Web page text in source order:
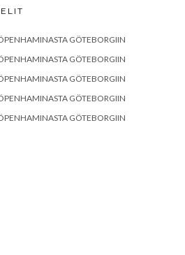
GÖTEBORGIIN
GÖTEBORGIIN
GÖTEBORGIIN
GÖTEBORGIIN
GÖTEBORGIIN